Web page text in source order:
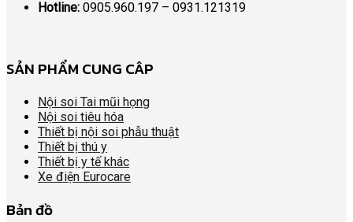
Hotline: 0905.960.197 – 0931.121319
SẢN PHẨM CUNG CÂP
Nội soi Tai mũi họng
Nội soi tiêu hóa
Thiết bị nội soi phẫu thuật
Thiết bị thú y
Thiết bị y tế khác
Xe điện Eurocare
Bản đồ